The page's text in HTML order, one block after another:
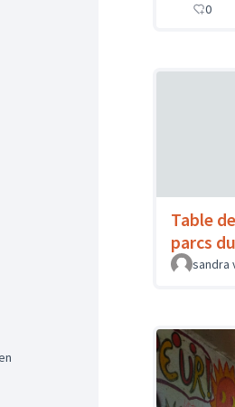
0
Table
parcs
sandra